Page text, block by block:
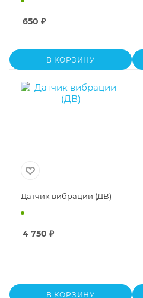
650 ₽
В КОРЗИНУ
Датчик вибрации (ДВ)
4 750 ₽
В КОРЗИНУ